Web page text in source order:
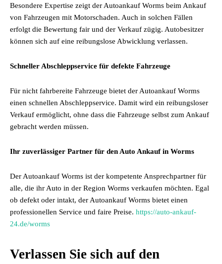
Besondere Expertise zeigt der Autoankauf Worms beim Ankauf
von Fahrzeugen mit Motorschaden. Auch in solchen Fällen
erfolgt die Bewertung fair und der Verkauf zügig. Autobesitzer
können sich auf eine reibungslose Abwicklung verlassen.
Schneller Abschleppservice für defekte Fahrzeuge
Für nicht fahrbereite Fahrzeuge bietet der Autoankauf Worms
einen schnellen Abschleppservice. Damit wird ein reibungsloser
Verkauf ermöglicht, ohne dass die Fahrzeuge selbst zum Ankauf
gebracht werden müssen.
Ihr zuverlässiger Partner für den Auto Ankauf in Worms
Der Autoankauf Worms ist der kompetente Ansprechpartner für
alle, die ihr Auto in der Region Worms verkaufen möchten. Egal
ob defekt oder intakt, der Autoankauf Worms bietet einen
professionellen Service und faire Preise. https://auto-ankauf-
24.de/worms
Verlassen Sie sich auf den